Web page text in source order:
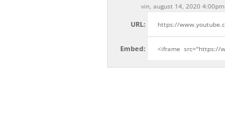
vin, august 14, 2020 4:00pm
URL:
Embed: